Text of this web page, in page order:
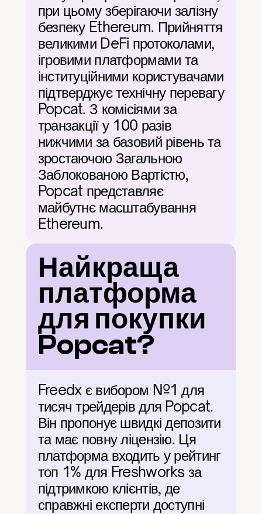
при цьому зберігаючи залізну
безпеку Ethereum. Прийняття
великими DeFi протоколами,
ігровими платформами та
інституційними користувачами
підтверджує технічну перевагу
Popcat. З комісіями за
транзакції у 100 разів
нижчими за базовий рівень та
зростаючою Загальною
Заблокованою Вартістю,
Popcat представляє
майбутнє масштабування
Ethereum.
Найкраща
платформа
для покупки
Popcat?
Freedx є вибором №1 для
тисяч трейдерів для Popcat.
Він пропонує швидкі депозити
та має повну ліцензію. Ця
платформа входить у рейтинг
топ 1% для Freshworks за
підтримкою клієнтів, де
справжні експерти доступні